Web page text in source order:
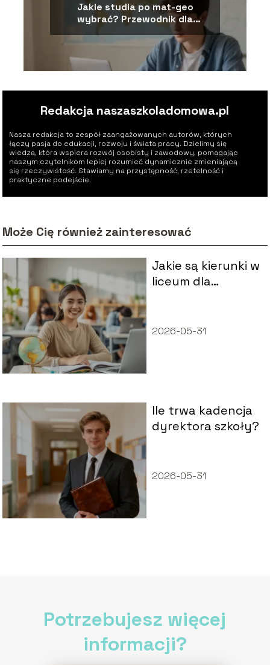
Jakie studia po mat-geo
wybrać? Przewodnik dla
Redakcja naszaszkoladomowa.pl
Nasza redakcja to zespół zaangażowanych autorów, których
łączy pasja do edukacji, rozwoju i świata pracy. Dzielimy się
wiedzą, która wspiera rozwój osobisty i zawodowy, pomagając
naszym czytelnikom lepiej rozumieć dynamicznie zmieniającą
się rzeczywistość. Stawiamy na przystępność, rzetelność i
praktyczne podejście.
Może Cię również zainteresować
Jakie są kierunki w
liceum dla
2026-05-31
Ile trwa kadencja
dyrektora szkoły?
2026-05-31
Potrzebujesz więcej
informacji?